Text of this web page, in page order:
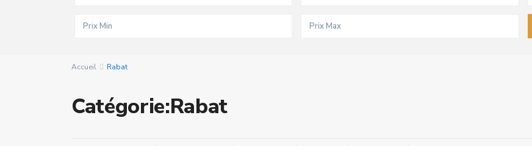
Accueil Rabat
Catégorie:Rabat